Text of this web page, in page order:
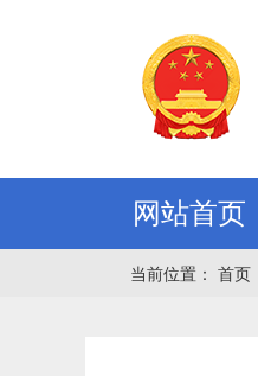
网站首页
当前位置： 首页